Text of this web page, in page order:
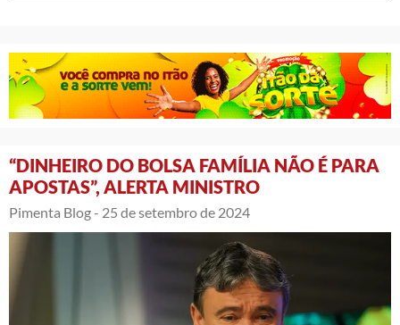
“DINHEIRO DO BOLSA FAMÍLIA NÃO É PARA
APOSTAS”, ALERTA MINISTRO
Pimenta Blog - 25 de setembro de 2024